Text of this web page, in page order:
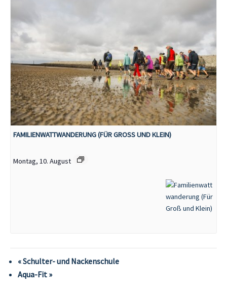
FAMILIENWATTWANDERUNG (FÜR GROSS UND KLEIN)
Montag, 10. August
«Schulter- und Nackenschule
Aqua-Fit »